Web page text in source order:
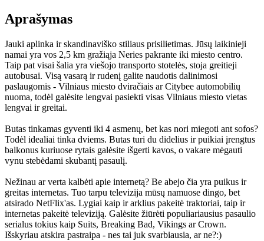
Aprašymas
Jauki aplinka ir skandinaviško stiliaus prisilietimas. Jūsų laikinieji
namai yra vos 2,5 km gražiąja Neries pakrante iki miesto centro.
Taip pat visai šalia yra viešojo transporto stotelės, stoja greitieji
autobusai. Visą vasarą ir rudenį galite naudotis dalinimosi
paslaugomis - Vilniaus miesto dviračiais ar Citybee automobilių
nuoma, todėl galėsite lengvai pasiekti visas Vilniaus miesto vietas
lengvai ir greitai.
Butas tinkamas gyventi iki 4 asmenų, bet kas nori miegoti ant sofos?
Todėl idealiai tinka dviems. Butas turi du didelius ir puikiai įrengtus
balkonus kuriuose rytais galėsite išgerti kavos, o vakare mėgauti
vynu stebėdami skubantį pasaulį.
Nežinau ar verta kalbėti apie internetą? Be abejo čia yra puikus ir
greitas internetas. Tuo tarpu televizija mūsų namuose dingo, bet
atsirado NetFlix'as. Lygiai kaip ir arklius pakeitė traktoriai, taip ir
internetas pakeitė televiziją. Galėsite žiūrėti populiariausius pasaulio
serialus tokius kaip Suits, Breaking Bad, Vikings ar Crown.
Išskyriau atskira pastraipa - nes tai juk svarbiausia, ar ne?:)